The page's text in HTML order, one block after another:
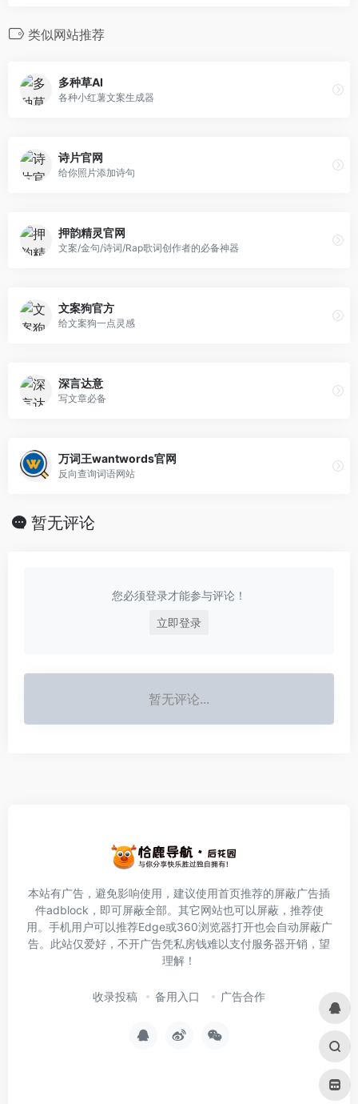
类似网站推荐
多种草AI
各种小红薯文案生成器
诗片官网
给你照片添加诗句
押韵精灵官网
文案/金句/诗词/Rap歌词创作者的必备神器
文案狗官方
给文案狗一点灵感
深言达意
写文章必备
万词王wantwords官网
反向查询词语网站
暂无评论
您必须登录才能参与评论！
立即登录
暂无评论...
本站有广告，避免影响使用，建议使用首页推荐的屏蔽广告插
件adblock ，即可屏蔽全部。其它网站也可以屏蔽，推荐使
用。手机用户可以推荐Edge或360浏览器打开也会自动屏蔽广
告。此站仅爱好，不开广告凭私房钱难以支付服务器开销，望
理解！
收录投稿 备用入口 广告合作